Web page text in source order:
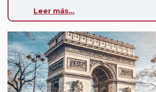
Paradas en Ruta:
su viaje, en la ciudad que desee por
7 noches según circuito y fechas de
fundamental que el circuito tenga
fecha escogida y permita la salida
suplemento por parada efectuada es
Leer más...